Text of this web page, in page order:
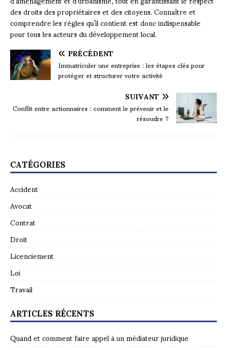
des droits des propriétaires et des citoyens. Connaître et
comprendre les règles qu’il contient est donc indispensable
pour tous les acteurs du développement local.
PRÉCÉDENT
Immatriculer une entreprise : les étapes clés pour
protéger et structurer votre activité
SUIVANT
Conflit entre actionnaires : comment le prévenir et le
résoudre ?
CATÉGORIES
Accident
Avocat
Contrat
Droit
Licenciement
Loi
Travail
ARTICLES RÉCENTS
Quand et comment faire appel à un médiateur juridique